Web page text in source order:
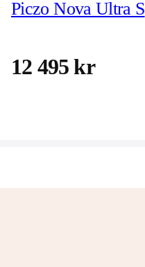
Piczo Nova Ultra S
12 495 kr